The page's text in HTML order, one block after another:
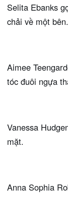
Selita Ebanks
chải về một bên.
Aimee
tóc đuôi ngựa
Vanessa
mặt.
Anna Sophia